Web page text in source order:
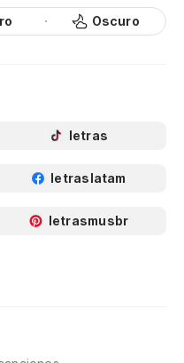
Oscuro
letras
letraslatam
letrasmusbr